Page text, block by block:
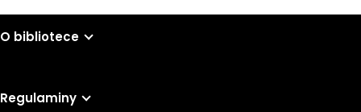
O bibliotece
Regulaminy